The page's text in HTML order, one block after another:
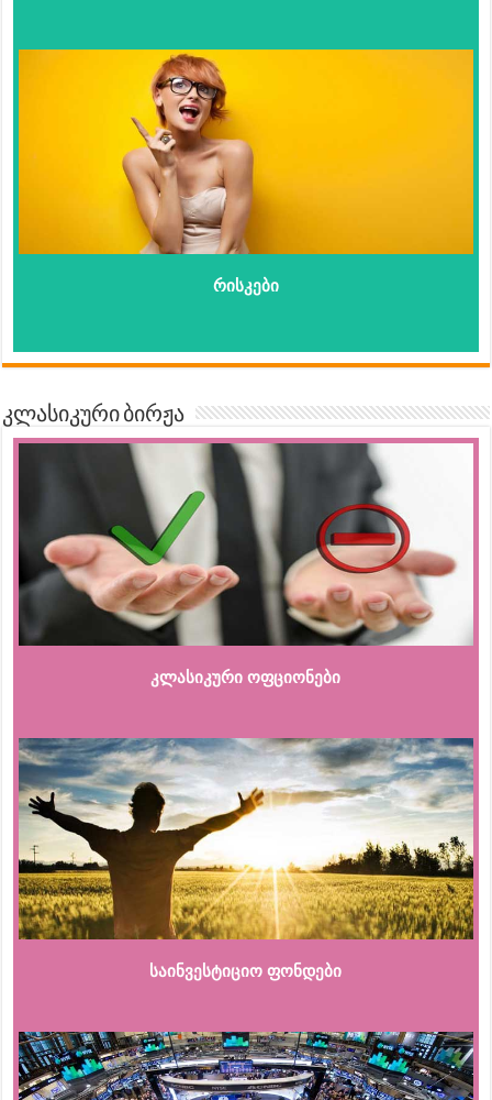
რისკები
კლასიკური ბირჟა
კლასიკური ოფციონები
საინვესტიციო ფონდები